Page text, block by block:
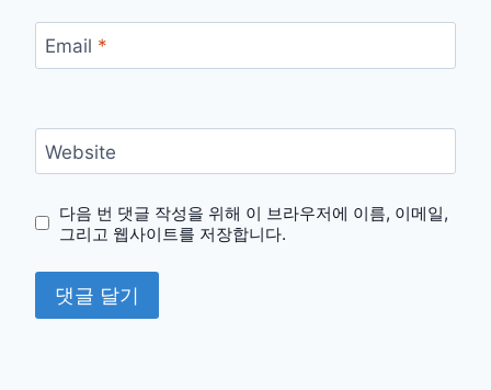
Email *
Website
다음 번 댓글 작성을 위해 이 브라우저에 이름, 이메일,
그리고 웹사이트를 저장합니다.